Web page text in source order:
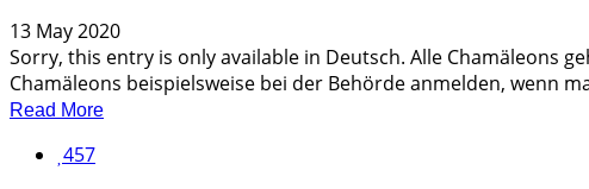
13 May 2020
Sorry, this entry is only available in Deutsch. Alle Chamäleons
Chamäleons beispielsweise bei der Behörde anmelden, wenn
Read More
457